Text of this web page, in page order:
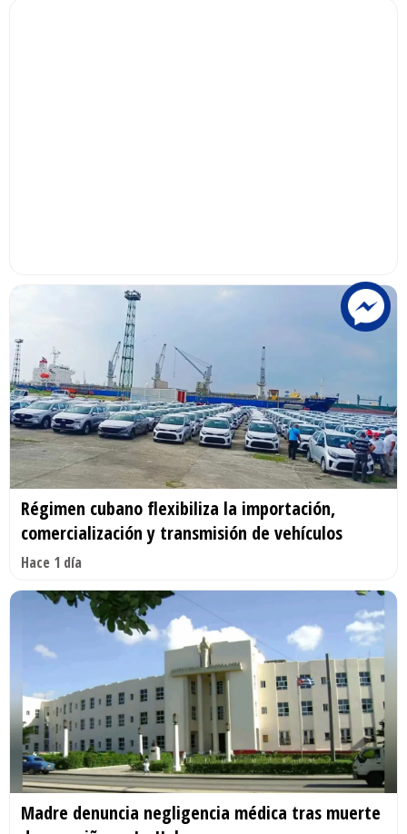
Régimen cubano flexibiliza la importación,
comercialización y transmisión de vehículos
Hace 1 día
Madre denuncia negligencia médica tras muerte